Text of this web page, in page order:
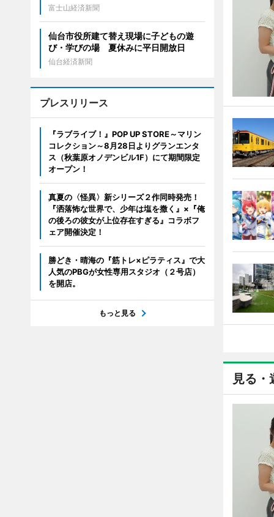
見る・
富士山経済新聞
仙台市役所建て替え現場に子どもの遊
び・学びの場 夏休みに平日開放日
仙台経済新聞
プレスリリース
『ラブライブ！』POP UP STORE～マリン
コレクション～8月28日よりグランエンタ
ス（秋葉原オノデンビル1F）にて期間限定
オープン！
真夏の〈怪異〉新シリーズ２作同時発売！
『洒落怖な世界で、少年は塩を撒く』×『俺
の後ろの彼女が上位存在すぎる』コラボフ
ェア開催決定！
勝どき・晴海の『筋トレ×ピラティス』で大
人気のPBGが女性専用スタジオ（２号店）
を開店。
もっと見る